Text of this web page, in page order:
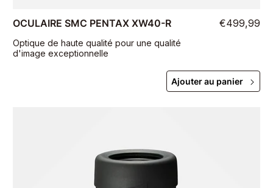
OCULAIRE SMC PENTAX XW40-R
Optique de haute qualité pour une qualité
d'image exceptionnelle
€499,99
Ajouter au panier